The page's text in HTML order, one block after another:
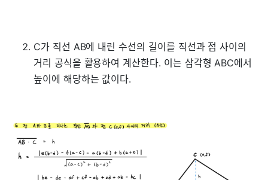
C가 직선 AB에 내린 수선의 길이를 직선과 점 사이의
거리 공식을 활용하여 계산한다. 이는 삼각형 ABC에서
높이에 해당하는 값이다.